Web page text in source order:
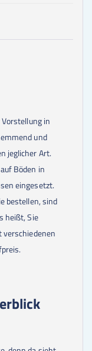
in
und
jeglicher Art.
Böden in
eingesetzt.
bestellen, sind
heißt, Sie
verschiedenen